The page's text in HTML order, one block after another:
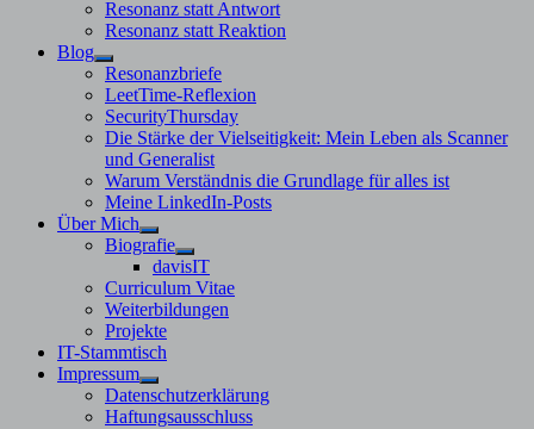
Resonanz statt Antwort
Resonanz statt Reaktion
Blog
Untermenü
anzeigen
Resonanzbriefe
LeetTime-Reflexion
SecurityThursday
Die Stärke der Vielseitigkeit: Mein Leben als Scanner
und Generalist
Warum Verständnis die Grundlage für alles ist
Meine LinkedIn-Posts
Über Mich
Untermenü
anzeigen
Biografie
Untermenü
anzeigen
davisIT
Curriculum Vitae
Weiterbildungen
Projekte
IT-Stammtisch
Impressum
Untermenü
anzeigen
Datenschutzerklärung
Haftungsausschluss